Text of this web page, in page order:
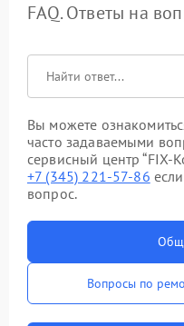
FAQ. Ответы на
Вы можете
часто задаваемыми
сервисный центр “FIX-
+7 (345) 221-57-86
вопрос.
Вопросы по